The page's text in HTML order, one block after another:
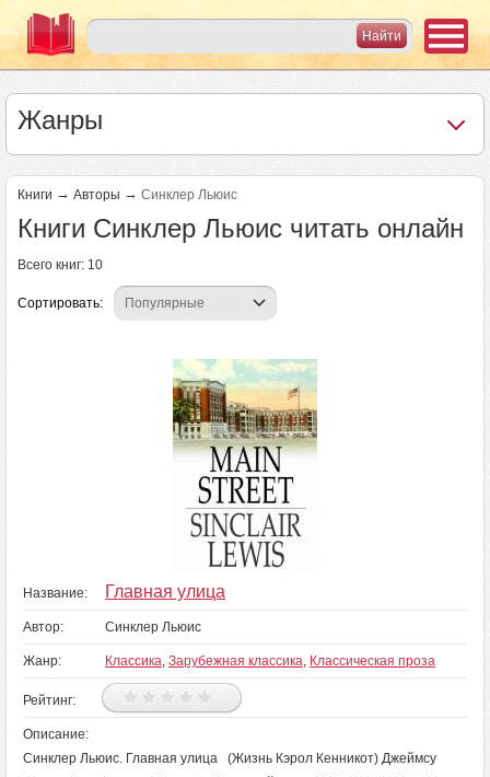
Жанры
Книги → Авторы → Синклер Льюис
Книги Синклер Льюис читать онлайн
Всего книг: 10
Сортировать:
Название: Главная улица
Автор: Синклер Льюис
Жанр: Классика, Зарубежная классика, Классическая проза
Рейтинг:
Описание:
Синклер Льюис. Главная улица (Жизнь Кэрол Кенникот) Джеймсу